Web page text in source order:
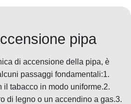
pipa
di accensione della pipa, è
passaggi fondamentali:1.
il tabacco in modo uniforme.2.
di legno o un accendino a gas.3.